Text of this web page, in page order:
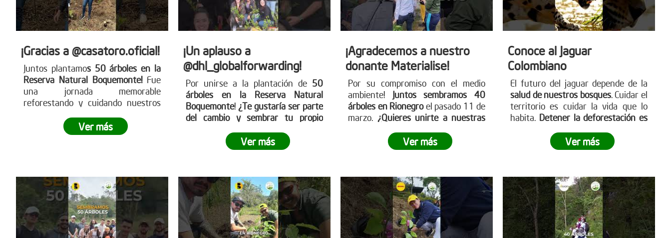
¡Gracias a @casatoro.oficial!
Juntos plantamos 50 árboles en la
Reserva Natural Boquemonte!Fue
una jornada memorable
reforestando y cuidando nuestros
en nuestras siembras
empresariales?Ingresa a
Ver más
¡Un aplauso a
@dhl_globalforwarding!
Por unirse a la plantación de 50
árboles en la Reserva Natural
Boquemonte! ¿Te gustaría ser parte
del cambio y sembrar tu propio
para cuidar nuestro planeta! Conoce
más en nuestra página web
Ver más
¡Agradecemos a nuestro
donante Materialise!
Por su compromiso con el medio
ambiente! Juntos sembramos 40
árboles en Rionegroel pasado 11 de
marzo. ¿Quieres unirte a nuestras
página web www.reddearboles.org
para más información y únete al
Ver más
Conoce al Jaguar
Colombiano
El futuro del jaguar depende de la
salud de nuestros bosques. Cuidar el
territorio es cuidar la vida que lo
habita. Detener la deforestación es
Comenta “YO” si quieres ayudar a
detener la deforestación. Más en
Ver más